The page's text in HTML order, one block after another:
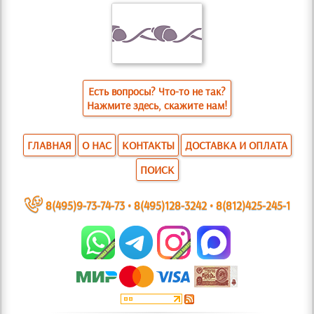
Есть вопросы? Что-то не так?
Нажмите здесь, скажите нам!
ГЛАВНАЯ О НАС КОНТАКТЫ
ДОСТАВКА И ОПЛАТА
ПОИСК
~ 8(495)9-73-74-73•8(495)128-3242•8(812)425-245-1